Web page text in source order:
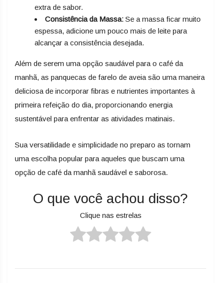
extra de sabor.
Consistência da Massa: Se a massa ficar muito
espessa, adicione um pouco mais de leite para
alcançar a consistência desejada.
Além de serem uma opção saudável para o café da
manhã, as panquecas de farelo de aveia são uma maneira
deliciosa de incorporar fibras e nutrientes importantes à
primeira refeição do dia, proporcionando energia
sustentável para enfrentar as atividades matinais.
Sua versatilidade e simplicidade no preparo as tornam
uma escolha popular para aqueles que buscam uma
opção de café da manhã saudável e saborosa.
O que você achou disso?
Clique nas estrelas